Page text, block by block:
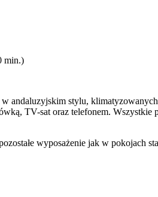
min.)
andaluzyjskim stylu,
TV-sat oraz telefonem. Wszystkie
wyposażenie jak w pokojach